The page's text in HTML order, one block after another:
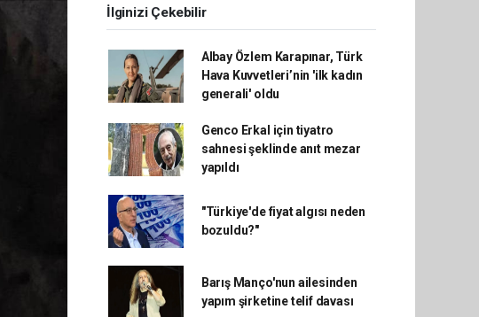
İlginizi Çekebilir
Albay Özlem Karapınar, Türk
Hava Kuvvetleri’nin 'ilk kadın
generali' oldu
Genco Erkal için tiyatro
sahnesi şeklinde anıt mezar
yapıldı
"Türkiye'de fiyat algısı neden
bozuldu?"
Barış Manço'nun ailesinden
yapım şirketine telif davası